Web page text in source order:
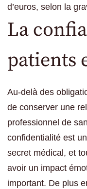
d’euros, selon la
La
patients
Au-delà des
de conserver une
professionnel de
confidentialité est
secret médical, et
avoir un impact
important. De plus